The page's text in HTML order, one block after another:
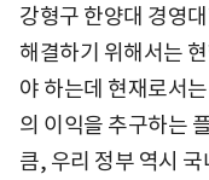
강형구 한양대 경영
해결하기 위해서는
야 하는데 현재로서
의 이익을 추구하는
큼, 우리 정부 역시